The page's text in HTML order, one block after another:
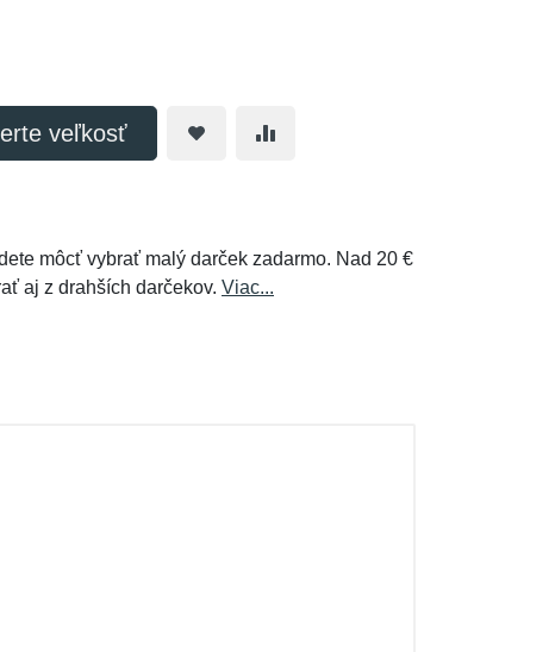
veľkosť
môcť vybrať malý darček zadarmo. Nad 20 €
aj z drahších darčekov. Viac...